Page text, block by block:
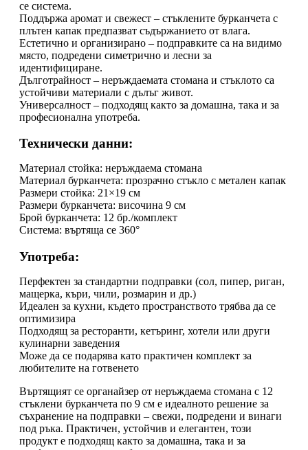
се система.
Поддържа аромат и свежест – стъклените бурканчета с
плътен капак предпазват съдържанието от влага.
Естетично и организирано – подправките са на видимо
място, подредени симетрично и лесни за
идентифициране.
Дълготрайност – неръждаемата стомана и стъклото са
устойчиви материали с дълъг живот.
Универсалност – подходящ както за домашна, така и за
професионална употреба.
Технически данни:
Материал стойка: неръждаема стомана
Материал бурканчета: прозрачно стъкло с метален капак
Размери стойка: 21×19 см
Размери бурканчета: височина 9 см
Брой бурканчета: 12 бр./комплект
Система: въртяща се 360°
Употреба:
Перфектен за стандартни подправки (сол, пипер, риган,
мащерка, къри, чили, розмарин и др.)
Идеален за кухни, където пространството трябва да се
оптимизира
Подходящ за ресторанти, кетъринг, хотели или други
кулинарни заведения
Може да се подарява като практичен комплект за
любителите на готвенето
Въртящият се органайзер от неръждаема стомана с 12
стъклени бурканчета по 9 см е идеалното решение за
съхранение на подправки – свежи, подредени и винаги
под ръка. Практичен, устойчив и елегантен, този
продукт е подходящ както за домашна, така и за